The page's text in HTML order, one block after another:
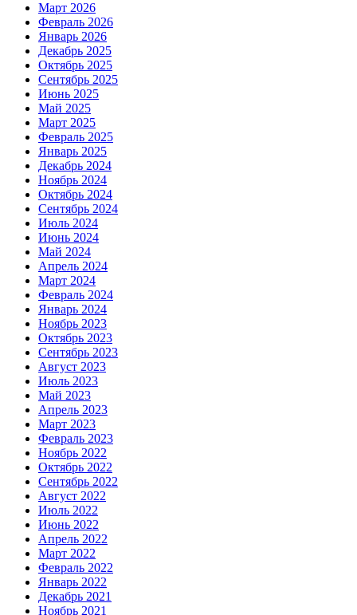
Март 2026
Февраль 2026
Январь 2026
Декабрь 2025
Октябрь 2025
Сентябрь 2025
Июнь 2025
Май 2025
Март 2025
Февраль 2025
Январь 2025
Декабрь 2024
Ноябрь 2024
Октябрь 2024
Сентябрь 2024
Июль 2024
Июнь 2024
Май 2024
Апрель 2024
Март 2024
Февраль 2024
Январь 2024
Ноябрь 2023
Октябрь 2023
Сентябрь 2023
Август 2023
Июль 2023
Май 2023
Апрель 2023
Март 2023
Февраль 2023
Ноябрь 2022
Октябрь 2022
Сентябрь 2022
Август 2022
Июль 2022
Июнь 2022
Апрель 2022
Март 2022
Февраль 2022
Январь 2022
Декабрь 2021
Ноябрь 2021